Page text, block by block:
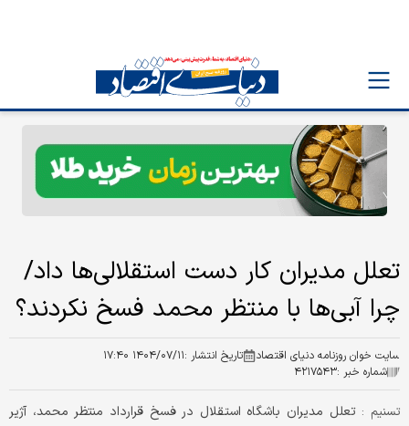
تعلل مدیران کار دست استقلالی‌ها داد/
چرا آبی‌ها با منتظر محمد فسخ نکردند؟
سایت خوان روزنامه دنیای اقتصاد تاریخ انتشار :۱۴۰۴/۰۷/۱۱ ۱۷:۴۰
شماره خبر :۴۲۱۷۵۴۳
تسنیم :تعلل مدیران باشگاه استقلال در فسخ قرارداد منتظر محمد، آژیر